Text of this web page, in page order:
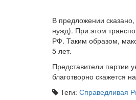
В предложении
нужд). При этом
РФ. Таким образом,
5 лет.
Представители партии
благотворно скажется
Теги: Справедливая